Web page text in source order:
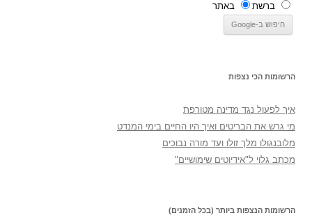
ברשת באתר
הרשומות הכי נצפות
איך לפעול נגד מדינה מטורפת
מי גרש את הבריטים ואיך היו החיים בימי המנדט
מלובנגולו מלך זולו ועד מורה נבוכים
מכתב גלוי ל"אידיוטים שימושיים"
הרשומות הנצפות ביותר (בכל הזמנים)